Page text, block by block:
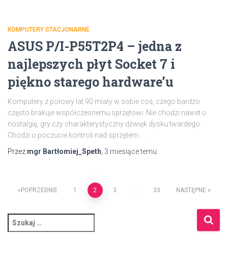
KOMPUTERY STACJONARNE
ASUS P/I-P55T2P4 – jedna z
najlepszych płyt Socket 7 i
piękno starego hardware’u
Komputery z połowy lat 90 miały w sobie coś, czego bardzo
często brakuje współczesnemu sprzętowi. Nie chodzi nawet o
nostalgię, gry czy charakterystyczny dźwięk dysku twardego.
Chodzi o poczucie kontroli nad sprzętem. …
Przez mgr Bartłomiej_Speth 3 miesiącetemu
Stronicowanie
wpisów
POPRZEDNIE 1 2 3 … 33 NASTĘPNE
z